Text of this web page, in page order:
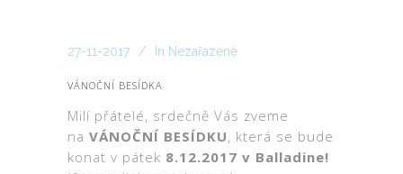
27-11-2017 In Nezařazené
VÁNOČNÍ BESÍDKA
Milí přátelé, srdečně Vás zveme
na VÁNOČNÍ BESÍDKU, která se bude
konat v pátek 8.12.2017 v Balladine!